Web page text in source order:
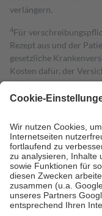
verlängern.
4Für
Rezept aus und der
gesetzliche
Kosten dafür, der
mit.
Grundsätzlich leisten
höchstens zehn Euro.
Kosten der Leistung zu
Diese Regeln gelten
Bei Heilmitteln und
Zuzahlung zehn
Verordnung.
Um das Engagement
stärken und die